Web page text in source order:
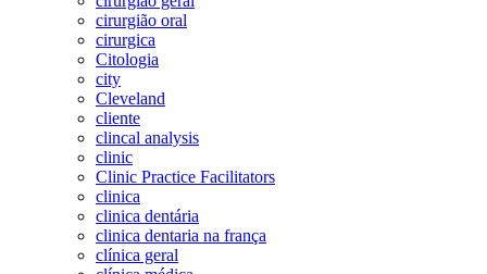
cirurgião oral
cirurgica
Citologia
city
Cleveland
cliente
clincal analysis
clinic
Clinic Practice Facilitators
clinica
clinica dentária
clinica dentaria na frança
clínica geral